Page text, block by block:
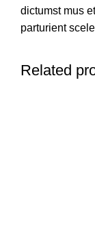
dictumst mus
parturient
Related